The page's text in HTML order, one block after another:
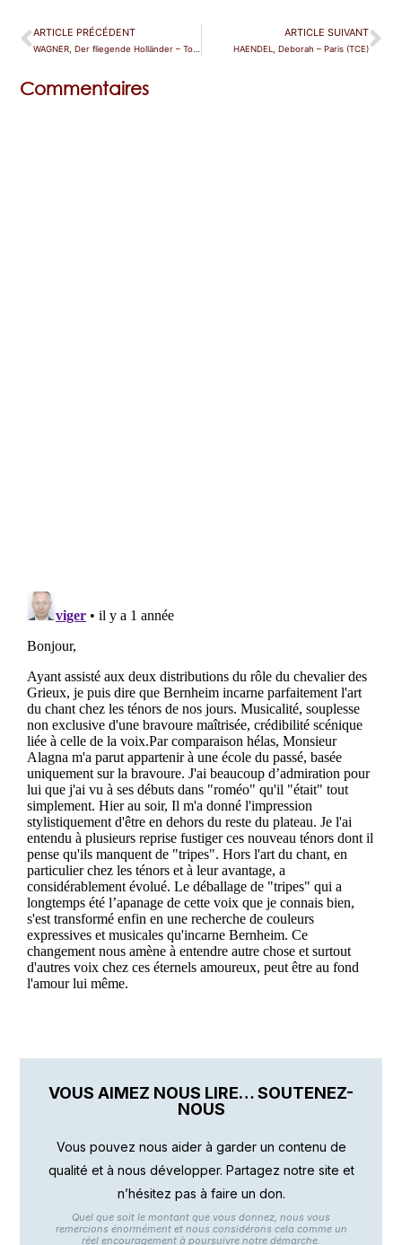
ARTICLE PRÉCÉDENT ARTICLE SUIVANT
HAENDEL, Deborah – Paris (TCE)
Commentaires
VOUS AIMEZ NOUS LIRE… SOUTENEZ-
NOUS
Vous pouvez nous aider à garder un contenu de
qualité et à nous développer. Partagez notre site et
n’hésitez pas à faire un don.
Quel que soit le montant que vous donnez, nous vous
remercions énormément et nous considérons cela comme un
réel encouragement à poursuivre notre démarche.